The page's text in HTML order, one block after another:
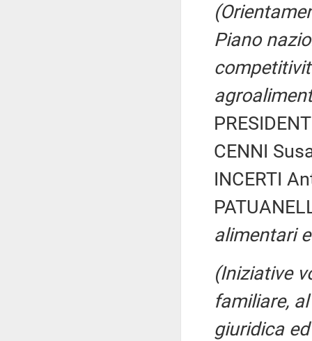
Piano
CENNI
INCERTI
alimentari
(Iniziative
familiare,
giuridica